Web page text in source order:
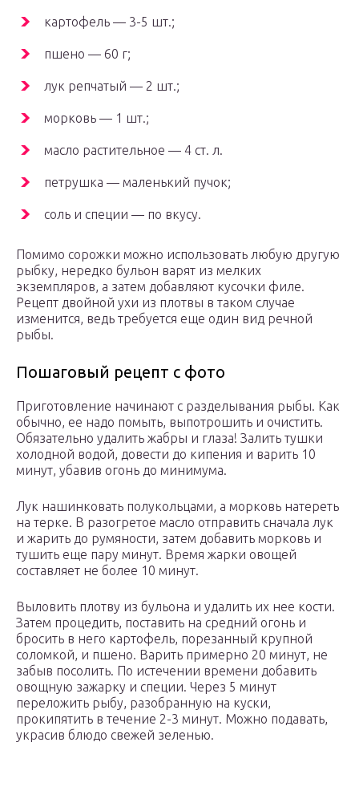
картофель — 3-5 шт.;
пшено — 60 г;
лук репчатый — 2 шт.;
морковь — 1 шт.;
масло растительное — 4 ст. л.
петрушка — маленький пучок;
соль и специи — по вкусу.
Помимо сорожки можно использовать любую другую
рыбку, нередко бульон варят из мелких
экземпляров, а затем добавляют кусочки филе.
Рецепт двойной ухи из плотвы в таком случае
изменится, ведь требуется еще один вид речной
рыбы.
Пошаговый рецепт с фото
Приготовление начинают с разделывания рыбы. Как
обычно, ее надо помыть, выпотрошить и очистить.
Обязательно удалить жабры и глаза! Залить тушки
холодной водой, довести до кипения и варить 10
минут, убавив огонь до минимума.
Лук нашинковать полукольцами, а морковь натереть
на терке. В разогретое масло отправить сначала лук
и жарить до румяности, затем добавить морковь и
тушить еще пару минут. Время жарки овощей
составляет не более 10 минут.
Выловить плотву из бульона и удалить их нее кости.
Затем процедить, поставить на средний огонь и
бросить в него картофель, порезанный крупной
соломкой, и пшено. Варить примерно 20 минут, не
забыв посолить. По истечении времени добавить
овощную зажарку и специи. Через 5 минут
переложить рыбу, разобранную на куски,
прокипятить в течение 2-3 минут. Можно подавать,
украсив блюдо свежей зеленью.